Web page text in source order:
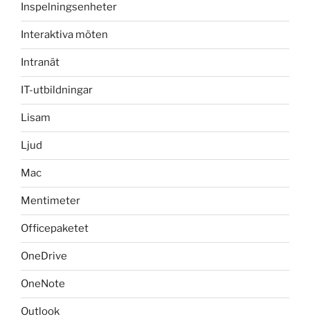
Inspelningsenheter
Interaktiva möten
Intranät
IT-utbildningar
Lisam
Ljud
Mac
Mentimeter
Officepaketet
OneDrive
OneNote
Outlook